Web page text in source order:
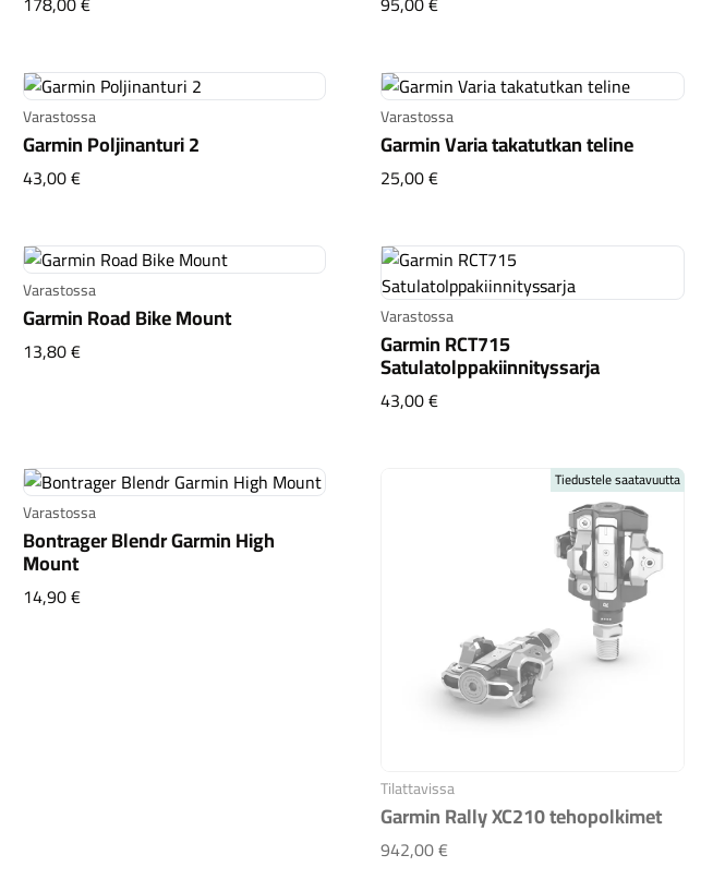
Varastossa
Garmin Poljinanturi 2
43,00 €Garmin Poljinanturi 2
Varastossa
Garmin Varia takatutkan teline
25,00 €Garmin Varia takatutkan teline
Varastossa
Garmin Road Bike Mount
13,80 €Garmin Road Bike Mount
Varastossa
Garmin RCT715
Satulatolppakiinnityssarja
43,00 €Garmin RCT715
Varastossa
Bontrager Blendr Garmin High
Mount
14,90 €Bontrager Blendr Garmin High Mount
Tilattavissa
Garmin Rally XC210 tehopolkimet
942,00 €Garmin Rally XC210 tehopolkimet
Tiedustele saatavuutta